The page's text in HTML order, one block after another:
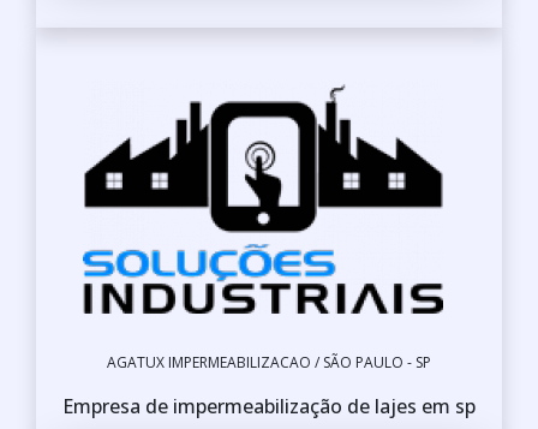
AGATUX IMPERMEABILIZACAO / SÃO PAULO - SP
Empresa de impermeabilização de lajes em sp